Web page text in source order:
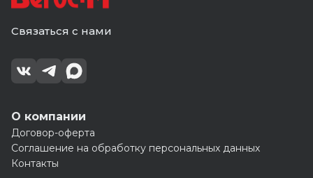
Связаться с нами
О компании
Договор-оферта
Соглашение на обработку персональных данных
Контакты